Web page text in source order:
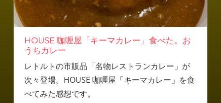
HOUSE 咖喱屋「キーマカレー」食べた。お
うちカレー
レトルトの市販品「名物レストランカレー」が
次々登場。HOUSE 咖喱屋「キーマカレー」を食
べてみた感想です。